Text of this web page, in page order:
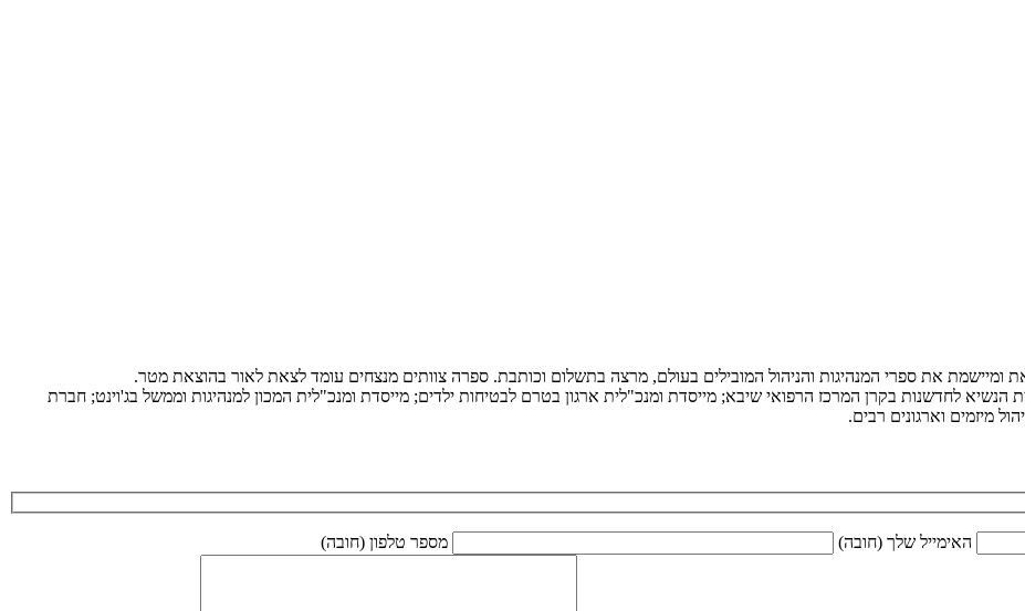
ומיישמת את ספרי המנהיגות והניהול המובילים בעולם, מרצה בתשלום וכותבת. ספרה צוותים מנצחים עומד לצאת לאור בהוצאת מטר.
הנשיא לחדשנות בקרן המרכז הרפואי שיבא; מייסדת ומנכ"לית ארגון בטרם לבטיחות ילדים; מייסדת ומנכ"לית המכון למנהיגות וממשל בג'וינט; חברת
מיזמים וארגונים רבים.
האימייל שלך (חובה) מספר טלפון (חובה)